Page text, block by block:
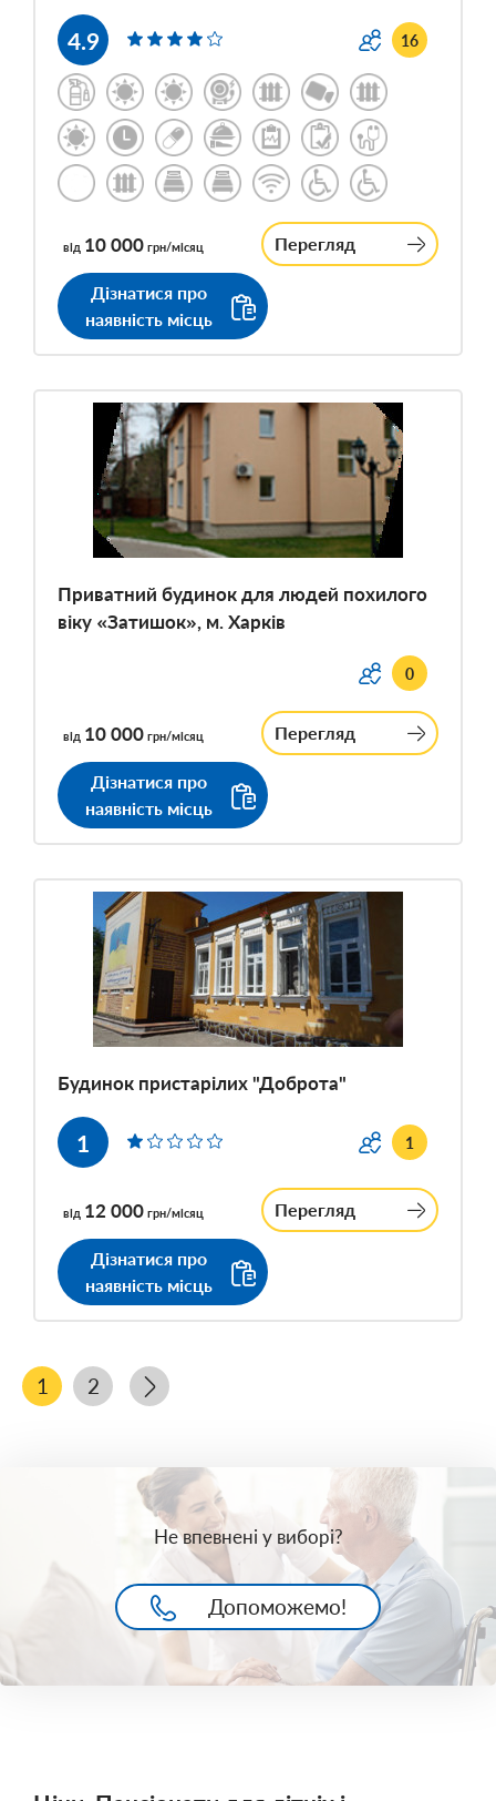
4.9 16
від 10 000 грн/місяц Перегляд
Дізнатися про
наявність місць
Приватний будинок для людей похилого
віку «Затишок», м. Харків
0
від 10 000 грн/місяц Перегляд
Дізнатися про
наявність місць
Будинок пристарілих "Доброта"
1 1
від 12 000 грн/місяц Перегляд
Дізнатися про
наявність місць
1 2
Не впевнені у виборі?
Допоможемо!